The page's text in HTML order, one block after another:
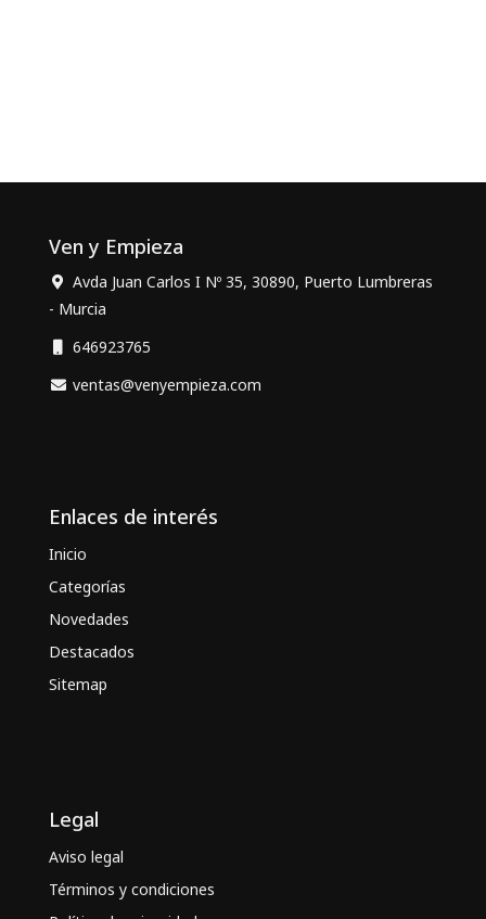
Ven y Empieza
Avda Juan Carlos I Nº 35, 30890, Puerto Lumbreras
- Murcia
646923765
ventas@venyempieza.com
Enlaces de interés
Inicio
Categorías
Novedades
Destacados
Sitemap
Legal
Aviso legal
Términos y condiciones